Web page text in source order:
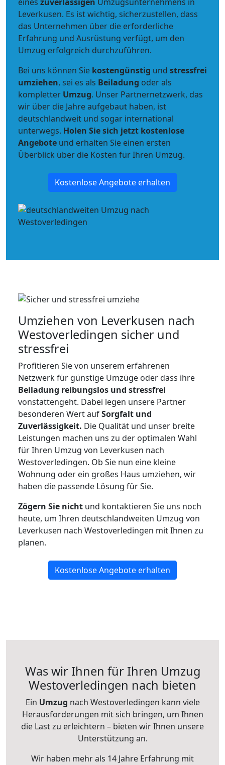
Leverkusen. Es ist wichtig, sicherzustellen, dass
das Unternehmen über die erforderliche
Erfahrung und Ausrüstung verfügt, um den
Umzug erfolgreich durchzuführen.
Bei uns können Sie kostengünstig und stressfrei
umziehen, sei es als Beiladung oder als
kompletter Umzug. Unser Partnernetzwerk, das
wir über die Jahre aufgebaut haben, ist
deutschlandweit und sogar international
unterwegs. Holen Sie sich jetzt kostenlose
Angebote und erhalten Sie einen ersten
Überblick über die Kosten für Ihren Umzug.
Kostenlose Angebote erhalten
Umziehen von Leverkusen nach
Westoverledingen sicher und
stressfrei
Profitieren Sie von unserem erfahrenen
Netzwerk für günstige Umzüge oder dass ihre
Beiladung reibungslos und stressfrei
vonstattengeht. Dabei legen unsere Partner
besonderen Wert aufSorgfalt und
Zuverlässigkeit. Die Qualität und unser breite
Leistungen machen uns zu der optimalen Wahl
für Ihren Umzug von Leverkusen nach
Westoverledingen. Ob Sie nun eine kleine
Wohnung oder ein großes Haus umziehen, wir
haben die passende Lösung für Sie.
Zögern Sie nicht und kontaktieren Sie uns noch
heute, um Ihren deutschlandweiten Umzug von
Leverkusen nach Westoverledingen mit Ihnen zu
planen.
Kostenlose Angebote erhalten
Was wir Ihnen für Ihren Umzug
Westoverledingen nach bieten
Ein Umzug nach Westoverledingen kann viele
Herausforderungen mit sich bringen, um Ihnen
die Last zu erleichtern – bieten wir Ihnen unsere
Unterstützung an.
Wir haben mehr als 14 Jahre Erfahrung mit